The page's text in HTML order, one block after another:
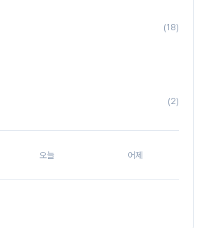
(18)
(2)
오늘 어제